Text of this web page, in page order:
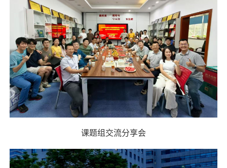
课题组交流分享会